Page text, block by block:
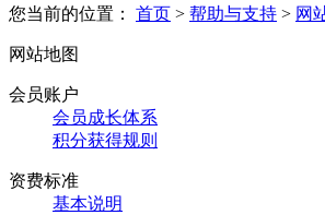
您当前的位置： 首页 > 帮助与支持 > 网
网站地图
会员账户
会员成长体系
积分获得规则
资费标准
基本说明